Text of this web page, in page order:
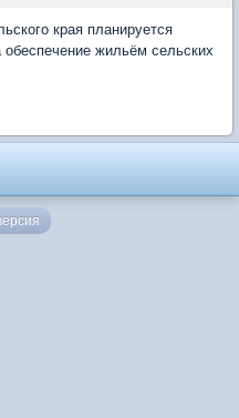
края планируется
жильём сельских